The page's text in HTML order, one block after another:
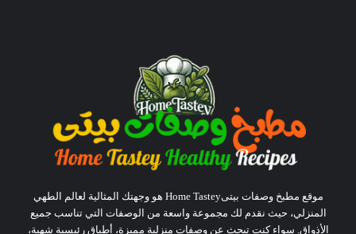
موقع مطبخ وصفات بيتىHome Tastey هو وجهتك المثالية لعالم الطهي
المنزلي، حيث نقدم لك مجموعة واسعة من الوصفات التي تناسب جميع
الأذواق. سواء كنت تبحث عن وصفات منزلية مميزة، أطباق رئيسية شهية،